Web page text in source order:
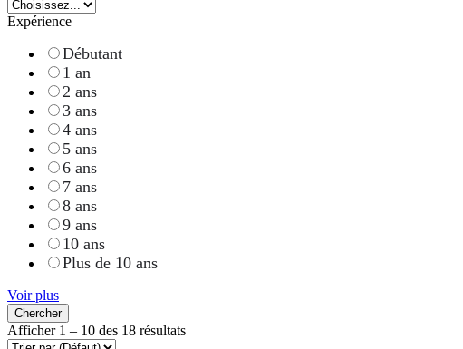
Expérience
Débutant
1 an
2 ans
3 ans
4 ans
5 ans
6 ans
7 ans
8 ans
9 ans
10 ans
Plus de 10 ans
Voir plus
Chercher
Afficher 1 – 10 des 18 résultats